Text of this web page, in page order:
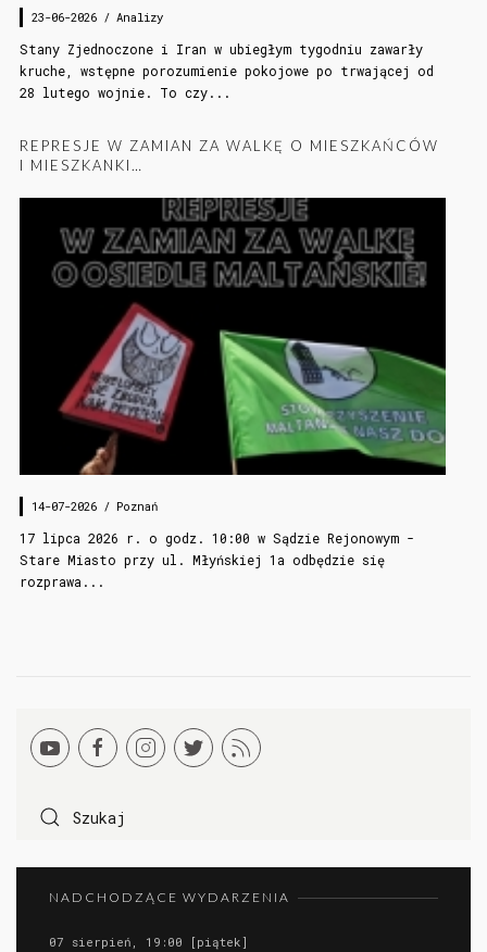
23-06-2026 / Analizy
Stany Zjednoczone i Iran w ubiegłym tygodniu zawarły
kruche, wstępne porozumienie pokojowe po trwającej od
28 lutego wojnie. To czy...
REPRESJE W ZAMIAN ZA WALKĘ O MIESZKAŃCÓW
I MIESZKANKI…
14-07-2026 / Poznań
17 lipca 2026 r. o godz. 10:00 w Sądzie Rejonowym -
Stare Miasto przy ul. Młyńskiej 1a odbędzie się
rozprawa...
NADCHODZĄCE WYDARZENIA
07 sierpień, 19:00 [piątek]